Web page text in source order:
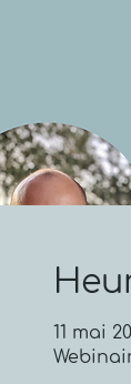
11 mai